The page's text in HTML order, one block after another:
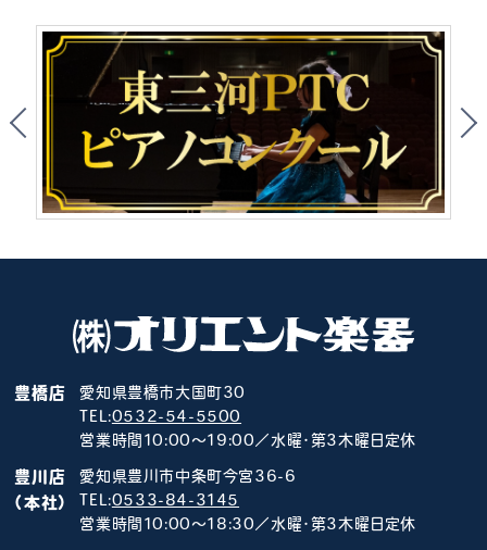
豊橋店
愛知県豊橋市大国町30
TEL:0532-54-5500
営業時間10:00～19:00／水曜･第3木曜日定休
豊川店
（本社）
愛知県豊川市中条町今宮36-6
TEL:0533-84-3145
営業時間10:00～18:30／水曜･第3木曜日定休